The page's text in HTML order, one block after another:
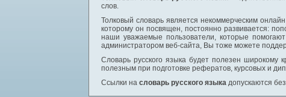
слов.
Толковый словарь является некоммерческим
которому он посвящен, постоянно развивается:
наши уважаемые пользователи, которые
администратором веб-сайта, Вы тоже можете
Словарь русского языка будет полезен широкому
полезным при подготовке рефератов, курсовых и
Ссылки на словарь русского языка допускаются